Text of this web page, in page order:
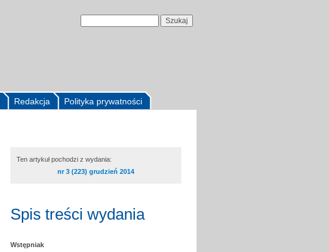
Polityka prywatności
Redakcja
Ten artykuł pochodzi z wydania:
nr 3 (223) grudzień 2014
Spis treści wydania
Wstępniak